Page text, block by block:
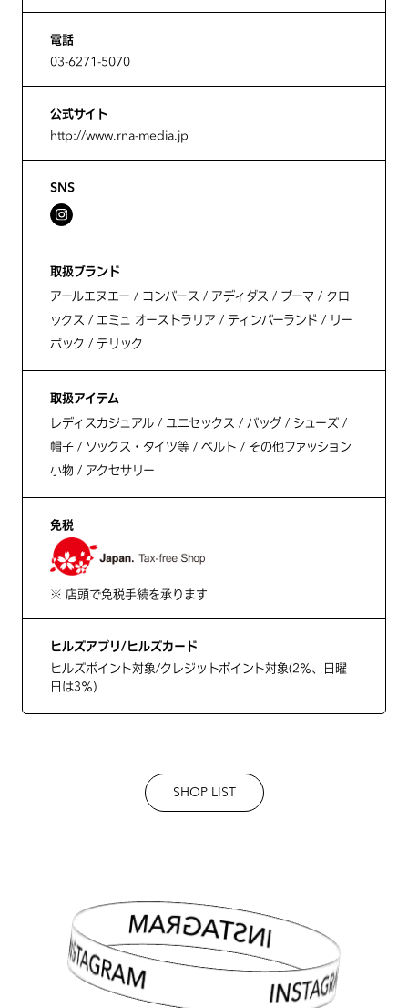
電話
03-6271-5070
公式サイト
http://www.rna-media.jp
SNS
取扱ブランド
アールエヌエー / コンバース / アディダス / プーマ / クロ
ックス / エミュ オーストラリア / ティンバーランド / リー
ボック / テリック
取扱アイテム
レディスカジュアル / ユニセックス / バッグ / シューズ /
帽子 / ソックス・タイツ等 / ベルト / その他ファッション
小物 / アクセサリー
免税
※ 店頭で免税手続を承ります
ヒルズアプリ/ヒルズカード
ヒルズポイント対象/クレジットポイント対象(2％、日曜
日は3％)
SHOP LIST
INSTAGRAM